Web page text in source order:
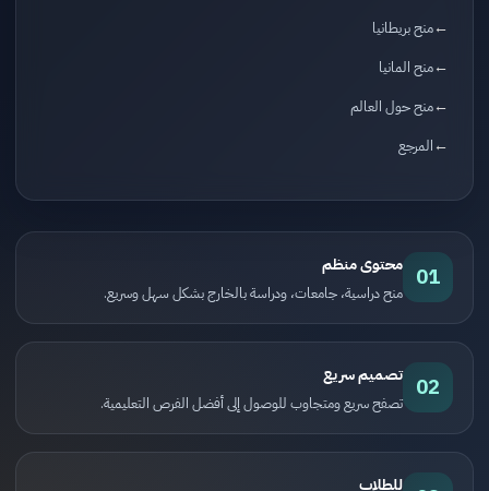
منح بريطانيا
منح المانيا
منح حول العالم
المرجع
01 محتوى منظم
منح دراسية، جامعات، ودراسة بالخارج بشكل سهل وسريع.
02 تصميم سريع
تصفح سريع ومتجاوب للوصول إلى أفضل الفرص التعليمية.
للطلاب